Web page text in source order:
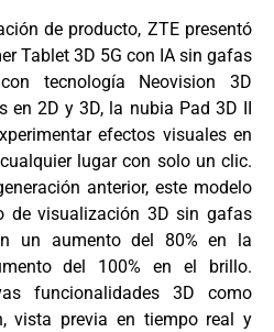
de producto, ZTE presentó
Tablet 3D 5G con IA sin gafas
tecnología Neovision 3D
en 2D y 3D, la nubia Pad 3D II
efectos visuales en
lugar con solo un clic.
anterior, este modelo
de visualización 3D sin gafas
un aumento del 80% en la
del 100% en el brillo.
funcionalidades 3D como
vista previa en tiempo real y